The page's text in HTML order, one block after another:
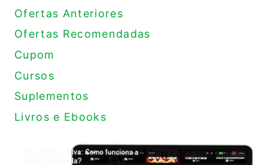
Ofertas Anteriores
Ofertas Recomendadas
Cupom
Cursos
Suplementos
Livros e Ebooks